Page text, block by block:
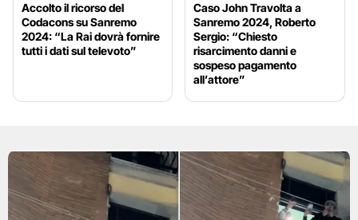
Accolto il ricorso del
Codacons su Sanremo
2024: “La Rai dovrà fornire
tutti i dati sul televoto”
Caso John Travolta a
Sanremo 2024, Roberto
Sergio: “Chiesto
risarcimento danni e
sospeso pagamento
all’attore”